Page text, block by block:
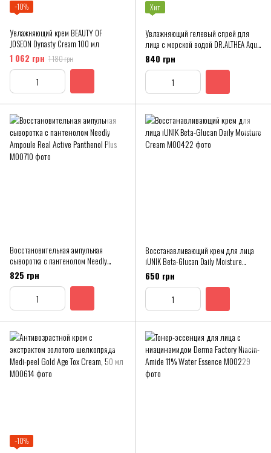
−10%
Увлажняющий крем BEAUTY OF
JOSEON Dynasty Cream 100 мл
1 062 грн 1 180 грн
Хит
Увлажняющий гелевый спрей для
лица с морской водой DR.ALTHEA Aqua
Marine Jelly Mist 100 мл
840 грн
Восстановительная ампульная
сыворотка с пантенолом Needly
Ampoule Real Active Panthenol Plus
825 грн
Восстанавливающий крем для лица
iUNIK Beta-Glucan Daily Moisture
Cream
650 грн
−10%